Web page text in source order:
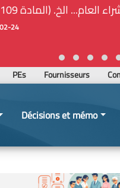
(المادة 109 : الشفافية)
13:48:11
PEs Fournisseurs
Décisions et mémo